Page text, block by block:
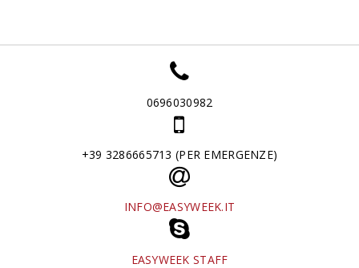
0696030982
+39 3286665713 (PER EMERGENZE)
INFO@EASYWEEK.IT
EASYWEEK STAFF